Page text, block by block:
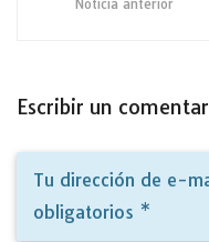
Noticia anterior
Escribir un
Tu dirección de e-
obligatorios *